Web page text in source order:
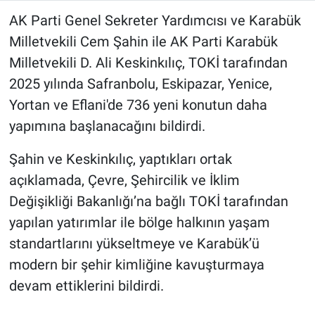
AK Parti Genel Sekreter Yardımcısı ve Karabük
Milletvekili Cem Şahin ile AK Parti Karabük
Milletvekili D. Ali Keskinkılıç, TOKİ tarafından
2025 yılında Safranbolu, Eskipazar, Yenice,
Yortan ve Eflani'de 736 yeni konutun daha
yapımına başlanacağını bildirdi.
Şahin ve Keskinkılıç, yaptıkları ortak
açıklamada, Çevre, Şehircilik ve İklim
Değişikliği Bakanlığı’na bağlı TOKİ tarafından
yapılan yatırımlar ile bölge halkının yaşam
standartlarını yükseltmeye ve Karabük’ü
modern bir şehir kimliğine kavuşturmaya
devam ettiklerini bildirdi.